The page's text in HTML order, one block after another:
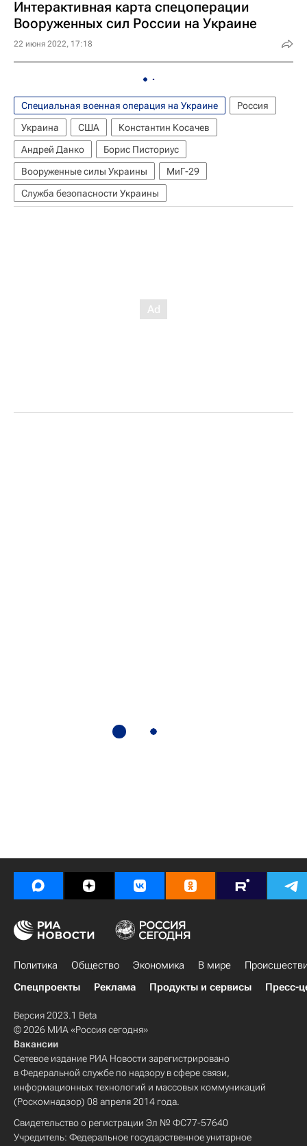
Интерактивная карта спецоперации
Вооруженных сил России на Украине
22 июня 2022, 17:18
Специальная военная операция на Украине
Россия
Украина
США
Константин Косачев
Андрей Данко
Борис Писториус
Вооруженные силы Украины
МиГ-29
Служба безопасности Украины
Политика Общество Экономика В мире
Спецпроекты
Реклама Продукты и сервисы Пресс-
Версия 2023.1 Beta
© 2026 МИА «Россия сегодня»
Вакансии
Сетевое издание РИА Новости зарегистрировано
в Федеральной службе по надзору в сфере связи,
информационных технологий и массовых коммуникаций
(Роскомнадзор) 08 апреля 2014 года.
Свидетельство о регистрации Эл № ФС77-57640
Учредитель: Федеральное государственное унитарное